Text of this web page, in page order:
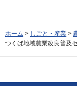
ホーム > しごと・産業 >
つくば地域農業改良普及